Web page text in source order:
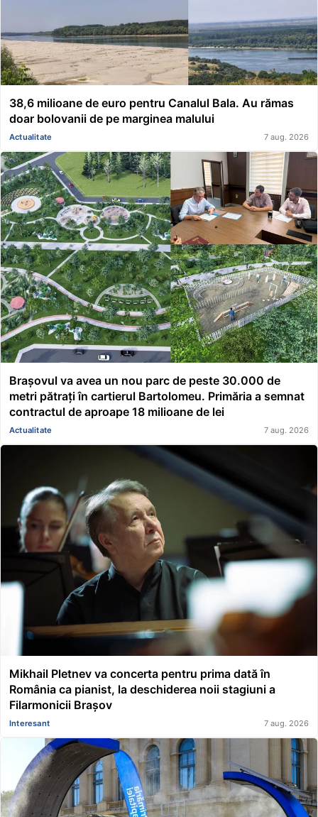
38,6 milioane de euro pentru Canalul Bala. Au rămas
doar bolovanii de pe marginea malului
Actualitate 7 aug. 2026
Brașovul va avea un nou parc de peste 30.000 de
metri pătrați în cartierul Bartolomeu. Primăria a semnat
contractul de aproape 18 milioane de lei
Actualitate 7 aug. 2026
Mikhail Pletnev va concerta pentru prima dată în
România ca pianist, la deschiderea noii stagiuni a
Filarmonicii Brașov
Interesant 7 aug. 2026